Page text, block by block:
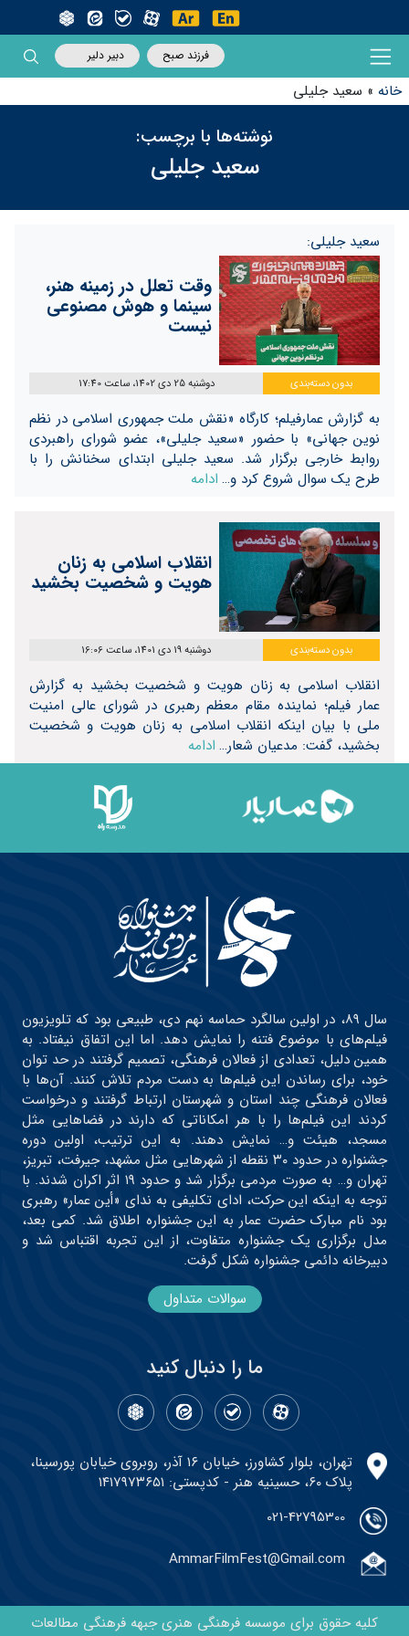
فرزند صبح دبیر دلیر
خانه » سعید جلیلی
نوشته‌ها با برچسب:
سعید جلیلی
سعید جلیلی:
وقت‌ تعلل در‌ زمینه هنر،
سینما و هوش مصنوعی
نیست
بدون دسته‌بندی دوشنبه 25 دی 1402، ساعت 17:40
به گزارش عمارفیلم؛ کارگاه «نقش ملت جمهوری اسلامی در نظم
نوین جهانی» با حضور «سعید جلیلی»، عضو شورای راهبردی
روابط خارجی برگزار شد. سعید جلیلی ابتدای سخنانش را با
طرح یک سوال شروع کرد و… ادامه
انقلاب اسلامی به زنان
هویت و شخصیت بخشید
بدون دسته‌بندی دوشنبه 19 دی 1401، ساعت 16:06
انقلاب اسلامی به زنان هویت و شخصیت بخشید به گزارش
عمار فیلم؛ نماینده مقام معظم رهبری در شورای عالی امنیت
ملی با بیان اینکه انقلاب اسلامی به زنان هویت و شخصیت
بخشید، گفت: مدعیان شعار… ادامه
سال ۸۹، در اولین سالگرد حماسه نهم دی، طبیعی بود که تلویزیون
فیلم‌های با موضوع فتنه را نمایش دهد. اما این اتفاق نیفتاد. به
همین دلیل، تعدادی از فعالان فرهنگی، تصمیم گرفتند در حد توان
خود، برای رساندن این فیلم‌ها به دست مردم تلاش کنند. آن‌ها با
فعالان فرهنگی چند استان و شهرستان ارتباط گرفتند و درخواست
کردند این فیلم‌ها را با هر امکاناتی که دارند در فضاهایی مثل
مسجد، هیئت و… نمایش دهند. به این ترتیب، اولین دوره
جشنواره در حدود ۳۰ نقطه از شهرهایی مثل مشهد، جیرفت، تبریز،
تهران و… به صورت مردمی برگزار شد و حدود ۱۹ اثر اکران شدند. با
توجه به اینکه این حرکت، ادای تکلیفی به ندای «أین عمار» رهبری
بود نام مبارک حضرت عمار به این جشنواره اطلاق شد. کمی بعد،
مدل برگزاری یک جشنواره متفاوت، از این تجربه اقتباس شد و
دبیرخانه دائمی جشنواره شکل گرفت.
سوالات متداول
ما را دنبال کنید
تهران، بلوار کشاورز، خیابان ۱۶ آذر، روبروی خیابان پورسینا،
پلاک ۶۰، حسینیه هنر - کدپستی: ۱۴۱۷۹۷۳۶۵۱
021-42795300
AmmarFilmFest@Gmail.com
کلیه حقوق برای موسسه فرهنگی هنری جبهه فرهنگی مطالعات